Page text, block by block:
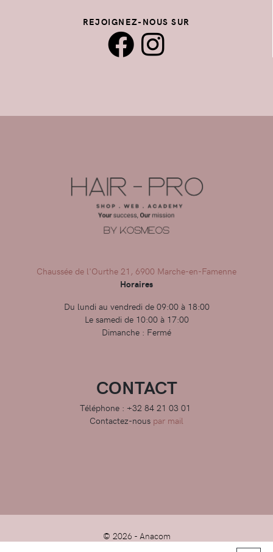
REJOIGNEZ-NOUS SUR
Chaussée de l'Ourthe 21, 6900 Marche-en-Famenne
Horaires
Du lundi au vendredi de 09:00 à 18:00
Le samedi de 10:00 à 17:00
Dimanche : Fermé
CONTACT
Téléphone : +32 84 21 03 01
Contactez-nous par mail
© 2026 - Anacom